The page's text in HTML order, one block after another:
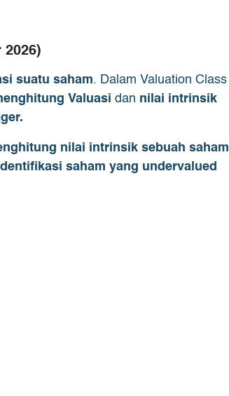
suatu saham. Dalam Valuation Class
Valuasi dan nilai intrinsik
nilai intrinsik sebuah saham
saham yang undervalued